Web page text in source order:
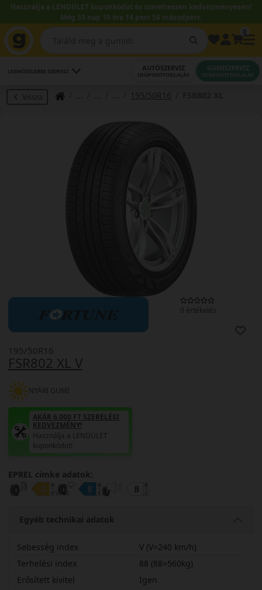
Használja a LENDÜLET kuponkódot és szereltessen kedvezményesen!
Még 53 nap 10 óra 14 perc 55 másodperc.
LEGKÖZELEBBI SZERVIZ AUTÓSZERVIZ
IDŐPONTFOGLALÁS
GUMISZERVIZ
IDŐPONTFOGLALÁS
Vissza 195/50R16
0 értékelés
FSR802 XL V
195/50R16
NYÁRI GUMI
AKÁR 6.000 FT SZERELÉSI
KEDVEZMÉNY!
Használja a LENDÜLET
kuponkódot!
EPREL cimke adatok:
Egyéb technikai adatok
Sebesség index
V (V=240 km/h)
Terhelési index
88 (88=560kg)
Erősített kivitel
Igen